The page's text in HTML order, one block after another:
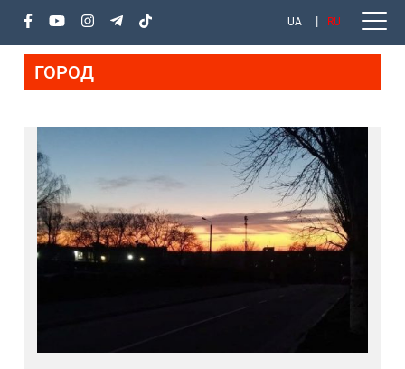
UA RU
ГОРОД